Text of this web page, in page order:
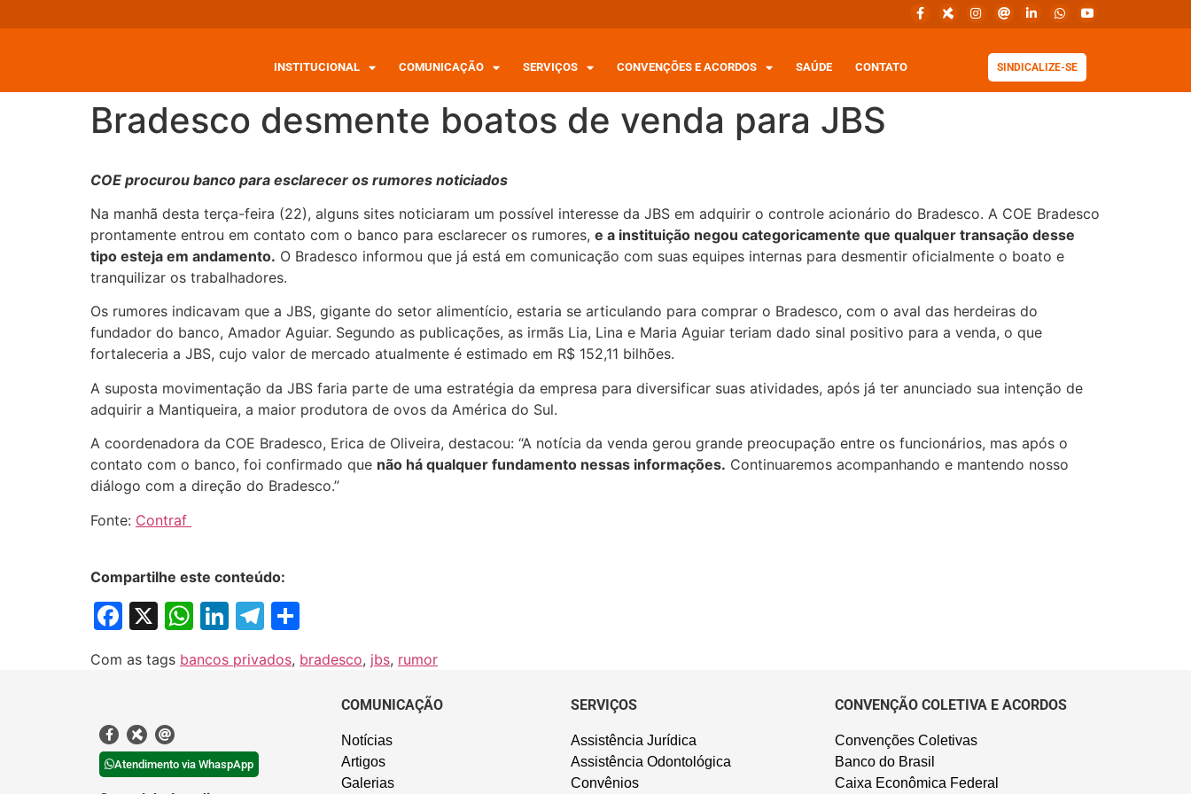
INSTITUCIONAL COMUNICAÇÃO SERVIÇOS CONVENÇÕES E ACORDOS SAÚDE CONTATO SINDICALIZE-SE
Bradesco desmente boatos de venda para JBS
COE procurou banco para esclarecer os rumores noticiados
Na manhã desta terça-feira (22), alguns sites noticiaram um possível interesse da JBS em adquirir o controle acionário do Bradesco. A COE Bradesco
prontamente entrou em contato com o banco para esclarecer os rumores, e a instituição negou categoricamente que qualquer transação desse
tipo esteja em andamento. O Bradesco informou que já está em comunicação com suas equipes internas para desmentir oficialmente o boato e
tranquilizar os trabalhadores.
Os rumores indicavam que a JBS, gigante do setor alimentício, estaria se articulando para comprar o Bradesco, com o aval das herdeiras do
fundador do banco, Amador Aguiar. Segundo as publicações, as irmãs Lia, Lina e Maria Aguiar teriam dado sinal positivo para a venda, o que
fortaleceria a JBS, cujo valor de mercado atualmente é estimado em R$ 152,11 bilhões.
A suposta movimentação da JBS faria parte de uma estratégia da empresa para diversificar suas atividades, após já ter anunciado sua intenção de
adquirir a Mantiqueira, a maior produtora de ovos da América do Sul.
A coordenadora da COE Bradesco, Erica de Oliveira, destacou: “A notícia da venda gerou grande preocupação entre os funcionários, mas após o
contato com o banco, foi confirmado que não há qualquer fundamento nessas informações. Continuaremos acompanhando e mantendo nosso
diálogo com a direção do Bradesco.”
Fonte: Contraf
Compartilhe este conteúdo:
Facebook
X WhatsApp
LinkedIn
Telegram
Com as tags bancos privados, bradesco, jbs, rumor
Atendimento via WhaspApp
COMUNICAÇÃO
Notícias
Artigos
Galerias
SERVIÇOS
Assistência Jurídica
Assistência Odontológica
Convênios
CONVENÇÃO COLETIVA E ACORDOS
Convenções Coletivas
Banco do Brasil
Caixa Econômica Federal